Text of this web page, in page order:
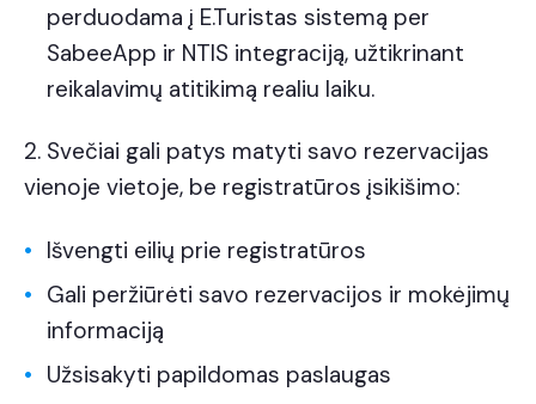
perduodama į E.Turistas sistemą per
SabeeApp ir NTIS integraciją, užtikrinant
reikalavimų atitikimą realiu laiku.
2. Svečiai gali patys matyti savo rezervacijas
vienoje vietoje, be registratūros įsikišimo:
Išvengti eilių prie registratūros
Gali peržiūrėti savo rezervacijos ir mokėjimų
informaciją
Užsisakyti papildomas paslaugas